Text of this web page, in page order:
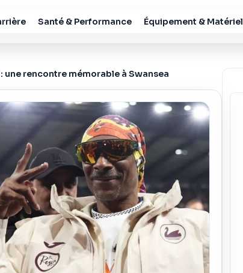
Santé & Performance Équipement & Matériel
rencontre mémorable à Swansea